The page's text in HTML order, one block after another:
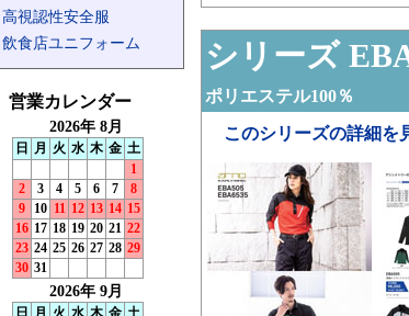
高視認性安全服
飲食店ユニフォーム
シリーズ
ポリエステル100％
このシリーズの詳細を